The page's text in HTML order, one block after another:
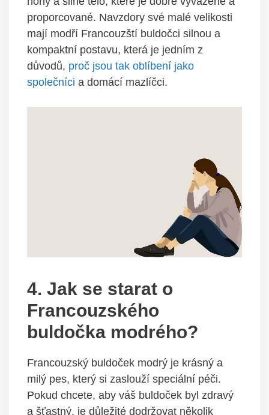
proporcované. Navzdory své malé velikosti
mají modří Francouzští buldočci silnou a
kompaktní postavu, která je jedním z
důvodů, proč jsou tak oblíbení jako
společníci a domácí mazlíčci.
4. Jak se starat o
Francouzského
buldočka modrého?
Francouzský buldoček modrý je krásný a
milý pes, který si zaslouží speciální péči.
Pokud chcete, aby váš buldoček byl zdravý
a šťastný, je důležité dodržovat několik